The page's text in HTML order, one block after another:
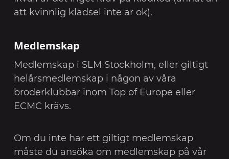
att kvinnlig klädsel inte är ok).
Medlemskap
Medlemskap i SLM Stockholm, eller giltigt
helårsmedlemskap i någon av våra
broderklubbar inom Top of Europe eller
ECMC krävs.
Om du inte har ett giltigt medlemskap
måste du ansöka om medlemskap på vår